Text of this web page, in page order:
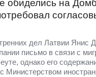
обиделись на
дел Латвии Янис
письмо в связи с
однако его
Министерством